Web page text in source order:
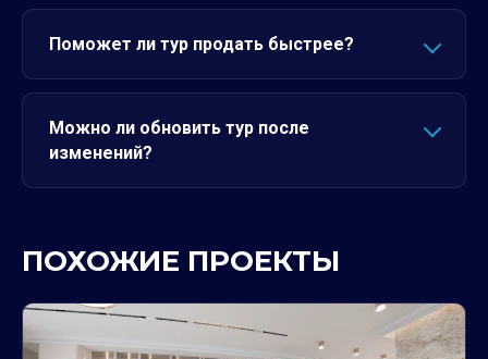
Поможет ли тур продать быстрее?
Можно ли обновить тур после
изменений?
ПОХОЖИЕ ПРОЕКТЫ